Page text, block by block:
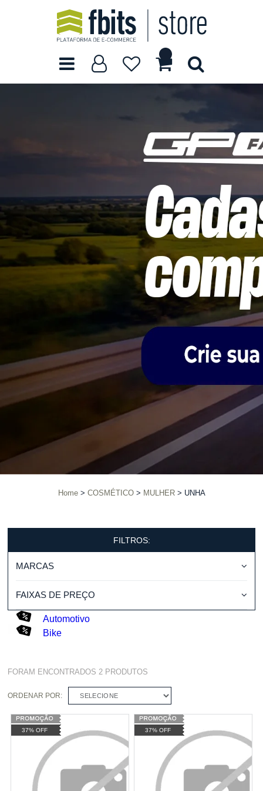
Home COSMÉTICO MULHER UNHA
FILTROS:
MARCAS
FAIXAS DE PREÇO
Automotivo
Bike
FORAM ENCONTRADOS2 PRODUTOS
ORDENAR POR: SELECIONE
37% OFF 37% OFF